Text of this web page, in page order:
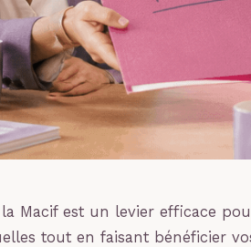
Macif est un levier efficace
tout en faisant bénéficier